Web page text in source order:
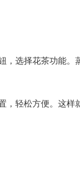
，选择花茶功能。
，轻松方便。这样